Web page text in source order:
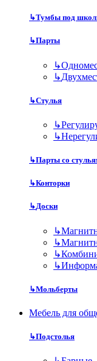
↳Тумбы под
↳Парты
↳
↳
↳Стулья
↳
↳
↳Парты со
↳Конторки
↳Доски
↳
↳
↳
↳
↳Мольберты
Мебель для
↳Подстолья